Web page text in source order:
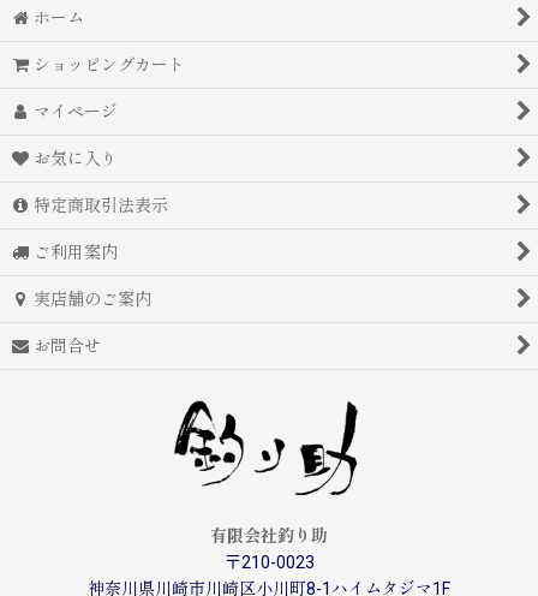
ホーム
ショッピングカート
マイページ
お気に入り
特定商取引法表示
ご利用案内
実店舗のご案内
お問合せ
有限会社釣り助
〒210-0023
神奈川県川崎市川崎区小川町8-1ハイムタジマ1F